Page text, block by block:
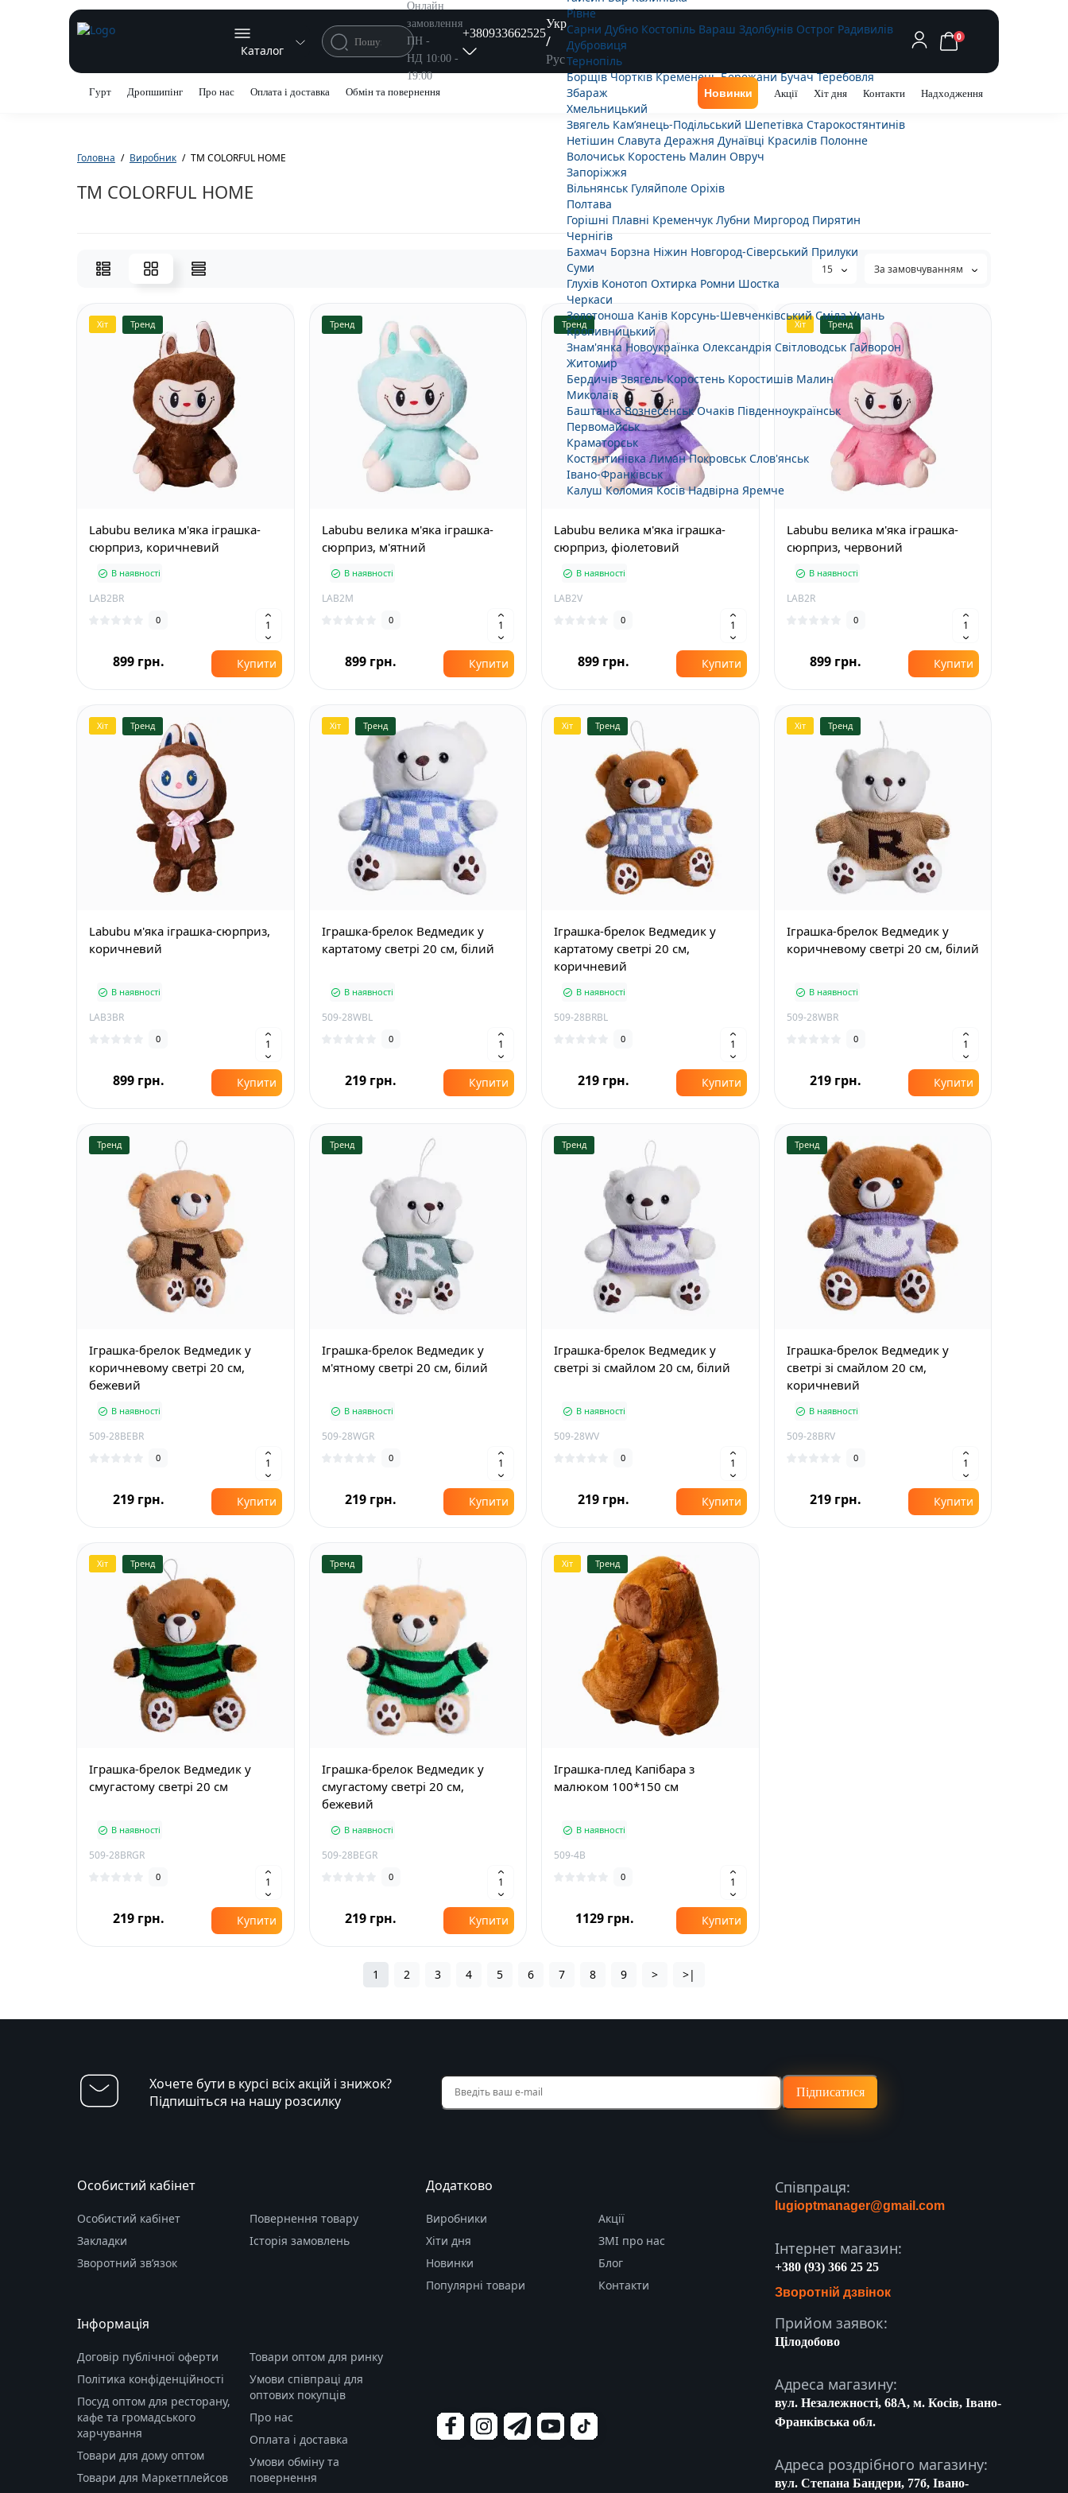
Каталог
Онлайн
замовлення
ПН -
НД 10:00 -
19:00
+380933662525
Укр
/
Рус
Рівне
Сарни Дубно Костопіль Вараш Здолбунів Острог Радивилів
Дубровиця
Тернопіль
Борщів Чортків Кременець Бережани Бучач Теребовля
Збараж
Хмельницький
Звягель Кам’янець-Подільський Шепетівка Старокостянтинів
Нетішин Славута Деражня Дунаївці Красилів Полонне
Волочиськ Коростень Малин Овруч
Запоріжжя
Вільнянськ Гуляйполе Оріхів
Полтава
Горішні Плавні Кременчук Лубни Миргород Пирятин
Чернігів
Бахмач Борзна Ніжин Новгород-Сіверський Прилуки
Суми
Глухів Конотоп Охтирка Ромни Шостка
Черкаси
Золотоноша Канів Корсунь-Шевченківський Сміла Умань
Кропивницький
Знам'янка Новоукраїнка Олександрія Світловодськ Гайворон
Житомир
Бердичів Звягель Коростень Коростишів Малин
Миколаїв
Баштанка Вознесенськ Очаків Південноукраїнськ
Первомайськ
Краматорськ
Костянтинівка Лиман Покровськ Слов'янськ
Івано-Франківськ
Калуш Коломия Косів Надвірна Яремче
0
Гурт Дропшипінг Про нас Оплата і доставка Обмін та повернення Новинки Акції Хіт дня Контакти Надходження
Головна Виробник ТМ COLORFUL HOME
ТМ COLORFUL HOME
15 За замовчуванням
Хіт Тренд
Labubu велика м'яка іграшка-
сюрприз, коричневий
В наявності
LAB2BR
0
899 грн. Купити
Тренд
Labubu велика м'яка іграшка-
сюрприз, м'ятний
В наявності
LAB2M
0
899 грн. Купити
Тренд
Labubu велика м'яка іграшка-
сюрприз, фіолетовий
В наявності
LAB2V
0
899 грн. Купити
Хіт Тренд
Labubu велика м'яка іграшка-
сюрприз, червоний
В наявності
LAB2R
0
899 грн. Купити
Хіт Тренд
Labubu м'яка іграшка-сюрприз,
коричневий
В наявності
LAB3BR
0
899 грн. Купити
Хіт Тренд
Іграшка-брелок Ведмедик у
картатому светрі 20 см, білий
В наявності
509-28WBL
0
219 грн. Купити
Хіт Тренд
Іграшка-брелок Ведмедик у
картатому светрі 20 см,
коричневий
В наявності
509-28BRBL
0
219 грн. Купити
Хіт Тренд
Іграшка-брелок Ведмедик у
коричневому светрі 20 см, білий
В наявності
509-28WBR
0
219 грн. Купити
Тренд
Іграшка-брелок Ведмедик у
коричневому светрі 20 см,
бежевий
В наявності
509-28BEBR
0
219 грн. Купити
Тренд
Іграшка-брелок Ведмедик у
м'ятному светрі 20 см, білий
В наявності
509-28WGR
0
219 грн. Купити
Тренд
Іграшка-брелок Ведмедик у
светрі зі смайлом 20 см, білий
В наявності
509-28WV
0
219 грн. Купити
Тренд
Іграшка-брелок Ведмедик у
светрі зі смайлом 20 см,
коричневий
В наявності
509-28BRV
0
219 грн. Купити
Хіт Тренд
Іграшка-брелок Ведмедик у
смугастому светрі 20 см
В наявності
509-28BRGR
0
219 грн. Купити
Тренд
Іграшка-брелок Ведмедик у
смугастому светрі 20 см,
бежевий
В наявності
509-28BEGR
0
219 грн. Купити
Хіт Тренд
Іграшка-плед Капібара з
малюком 100*150 см
В наявності
509-4B
0
1129 грн. Купити
1 2 3 4 5 6 7 8 9 > >|
Хочете бути в курсі всіх акцій і знижок?
Підпишіться на нашу розсилку
Підписатися
Особистий кабінет
Особистий кабінет
Закладки
Зворотний зв’язок
Повернення товару
Історія замовлень
Додатково
Виробники
Хіти дня
Новинки
Популярні товари
Акції
ЗМІ про нас
Блог
Контакти
Інформація
Договір публічної оферти
Політика конфіденційності
Посуд оптом для ресторану,
кафе та громадського
харчування
Товари для дому оптом
Товари для Маркетплейсов
Товари оптом для ринку
Умови співпраці для
оптових покупців
Про нас
Оплата і доставка
Умови обміну та
повернення
Співпраця:
lugioptmanager@gmail.com
Інтернет магазин:
+380 (93) 366 25 25
Зворотній дзвінок
Прийом заявок:
Цілодобово
Адреса магазину:
вул. Незалежності, 68A, м. Косів, Івано-
Франківська обл.
Адреса роздрібного магазину:
вул. Степана Бандери, 77б, Івано-